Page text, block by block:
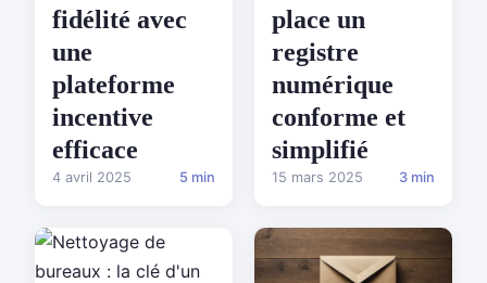
fidélité avec
une
plateforme
incentive
efficace
4 avril 2025 5 min
place un
registre
numérique
conforme et
simplifié
15 mars 2025 3 min